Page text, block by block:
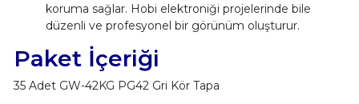
koruma sağlar. Hobi elektroniği projelerinde bile
düzenli ve profesyonel bir görünüm oluşturur.
Paket İçeriği
35 Adet GW-42KG PG42 Gri Kör Tapa